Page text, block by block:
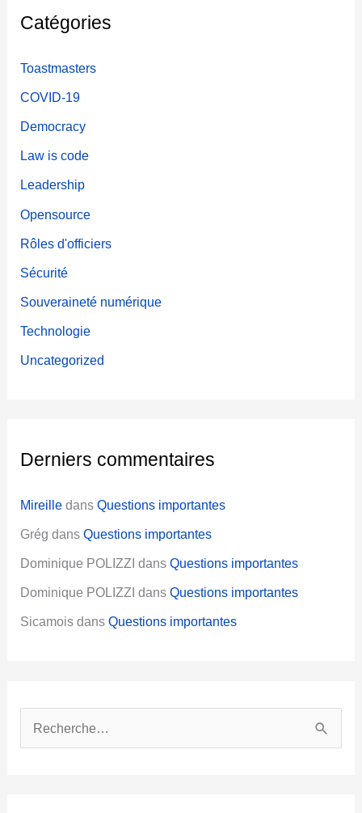
t
a
t
e
s
Catégories
Toastmasters
COVID-19
Democracy
Law is code
Leadership
Opensource
Rôles d'officiers
Sécurité
Souveraineté numérique
Technologie
Uncategorized
Derniers commentaires
Mireille dansQuestions importantes
Grég dansQuestions importantes
Dominique POLIZZI dansQuestions importantes
Dominique POLIZZI dansQuestions importantes
Sicamois dansQuestions importantes
e